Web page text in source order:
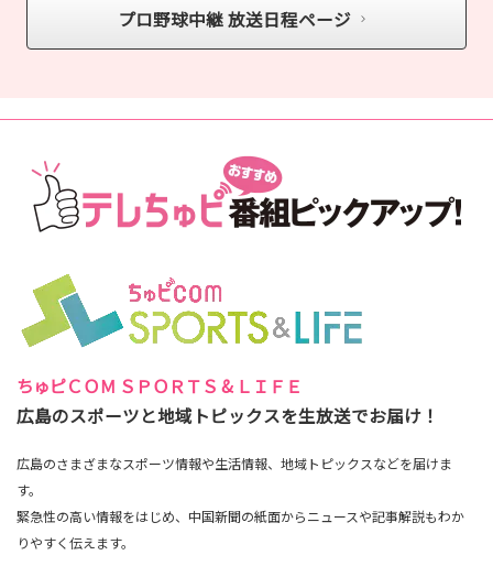
プロ野球中継 放送日程ページ
ちゅピＣＯＭ ＳＰＯＲＴＳ & ＬＩＦＥ
広島のスポーツと地域トピックスを生放送でお届け！
広島のさまざまなスポーツ情報や生活情報、地域トピックスなどを届けま
す。
緊急性の高い情報をはじめ、中国新聞の紙面からニュースや記事解説もわか
りやすく伝えます。